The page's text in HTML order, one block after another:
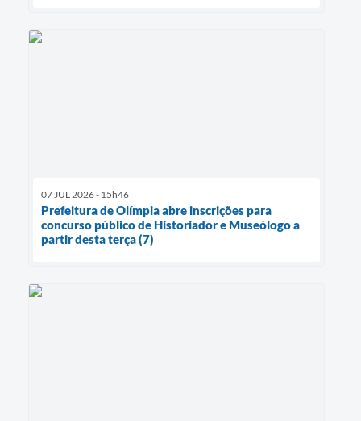
07 JUL 2026 - 15h46
Prefeitura de Olímpia abre inscrições para
concurso público de Historiador e Museólogo a
partir desta terça (7)